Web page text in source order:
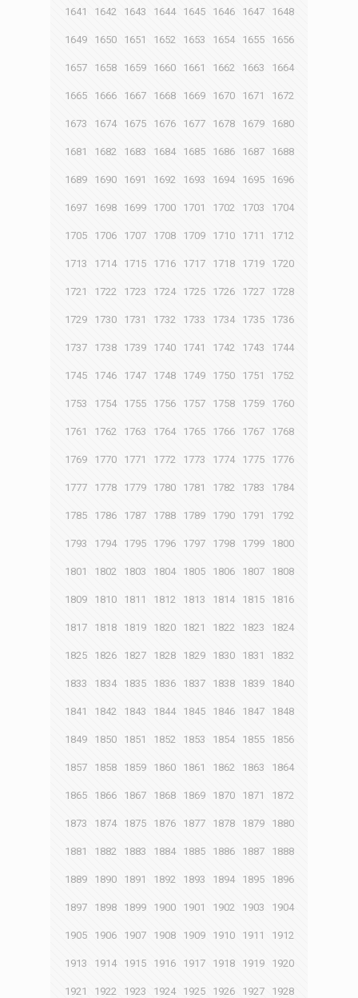
1641 1642 1643 1644 1645 1646 1647 1648
1649 1650 1651 1652 1653 1654 1655 1656
1657 1658 1659 1660 1661 1662 1663 1664
1665 1666 1667 1668 1669 1670 1671 1672
1673 1674 1675 1676 1677 1678 1679 1680
1681 1682 1683 1684 1685 1686 1687 1688
1689 1690 1691 1692 1693 1694 1695 1696
1697 1698 1699 1700 1701 1702 1703 1704
1705 1706 1707 1708 1709 1710 1711 1712
1713 1714 1715 1716 1717 1718 1719 1720
1721 1722 1723 1724 1725 1726 1727 1728
1729 1730 1731 1732 1733 1734 1735 1736
1737 1738 1739 1740 1741 1742 1743 1744
1745 1746 1747 1748 1749 1750 1751 1752
1753 1754 1755 1756 1757 1758 1759 1760
1761 1762 1763 1764 1765 1766 1767 1768
1769 1770 1771 1772 1773 1774 1775 1776
1777 1778 1779 1780 1781 1782 1783 1784
1785 1786 1787 1788 1789 1790 1791 1792
1793 1794 1795 1796 1797 1798 1799 1800
1801 1802 1803 1804 1805 1806 1807 1808
1809 1810 1811 1812 1813 1814 1815 1816
1817 1818 1819 1820 1821 1822 1823 1824
1825 1826 1827 1828 1829 1830 1831 1832
1833 1834 1835 1836 1837 1838 1839 1840
1841 1842 1843 1844 1845 1846 1847 1848
1849 1850 1851 1852 1853 1854 1855 1856
1857 1858 1859 1860 1861 1862 1863 1864
1865 1866 1867 1868 1869 1870 1871 1872
1873 1874 1875 1876 1877 1878 1879 1880
1881 1882 1883 1884 1885 1886 1887 1888
1889 1890 1891 1892 1893 1894 1895 1896
1897 1898 1899 1900 1901 1902 1903 1904
1905 1906 1907 1908 1909 1910 1911 1912
1913 1914 1915 1916 1917 1918 1919 1920
1921 1922 1923 1924 1925 1926 1927 1928